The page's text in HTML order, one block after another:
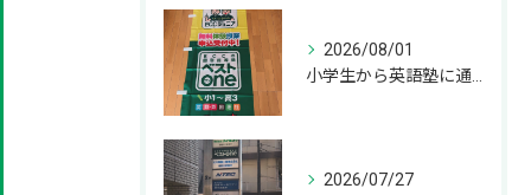
2026/08/01
2026/07/27